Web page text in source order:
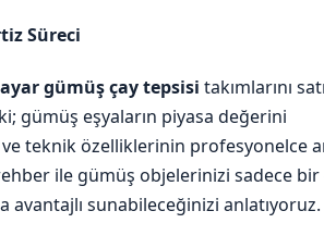
Süreci
gümüş çay tepsisi takımlarını
gümüş eşyaların piyasa değerini
teknik özelliklerinin profesyonelce
rehber ile gümüş objelerinizi sadece bir
avantajlı sunabileceğinizi anlatıyoruz.